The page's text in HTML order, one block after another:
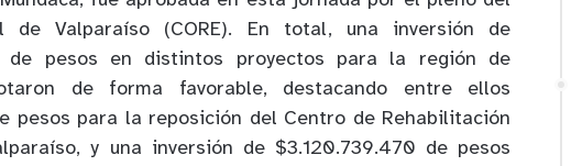
de Valparaíso (CORE). En total, una inversión de
de pesos en distintos proyectos para la región de
de forma favorable, destacando entre ellos
pesos para la reposición del Centro de Rehabilitación
y una inversión de $3.120.739.470 de pesos